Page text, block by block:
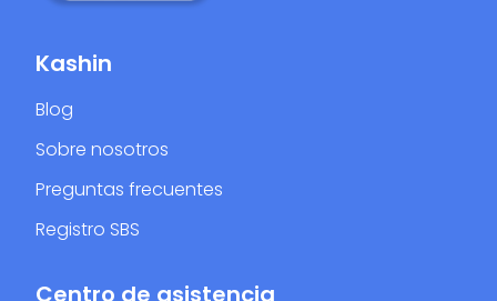
Kashin
Blog
Sobre nosotros
Preguntas frecuentes
Registro SBS
Centro de asistencia